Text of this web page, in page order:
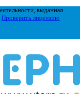
выданная
Проверить лицензию